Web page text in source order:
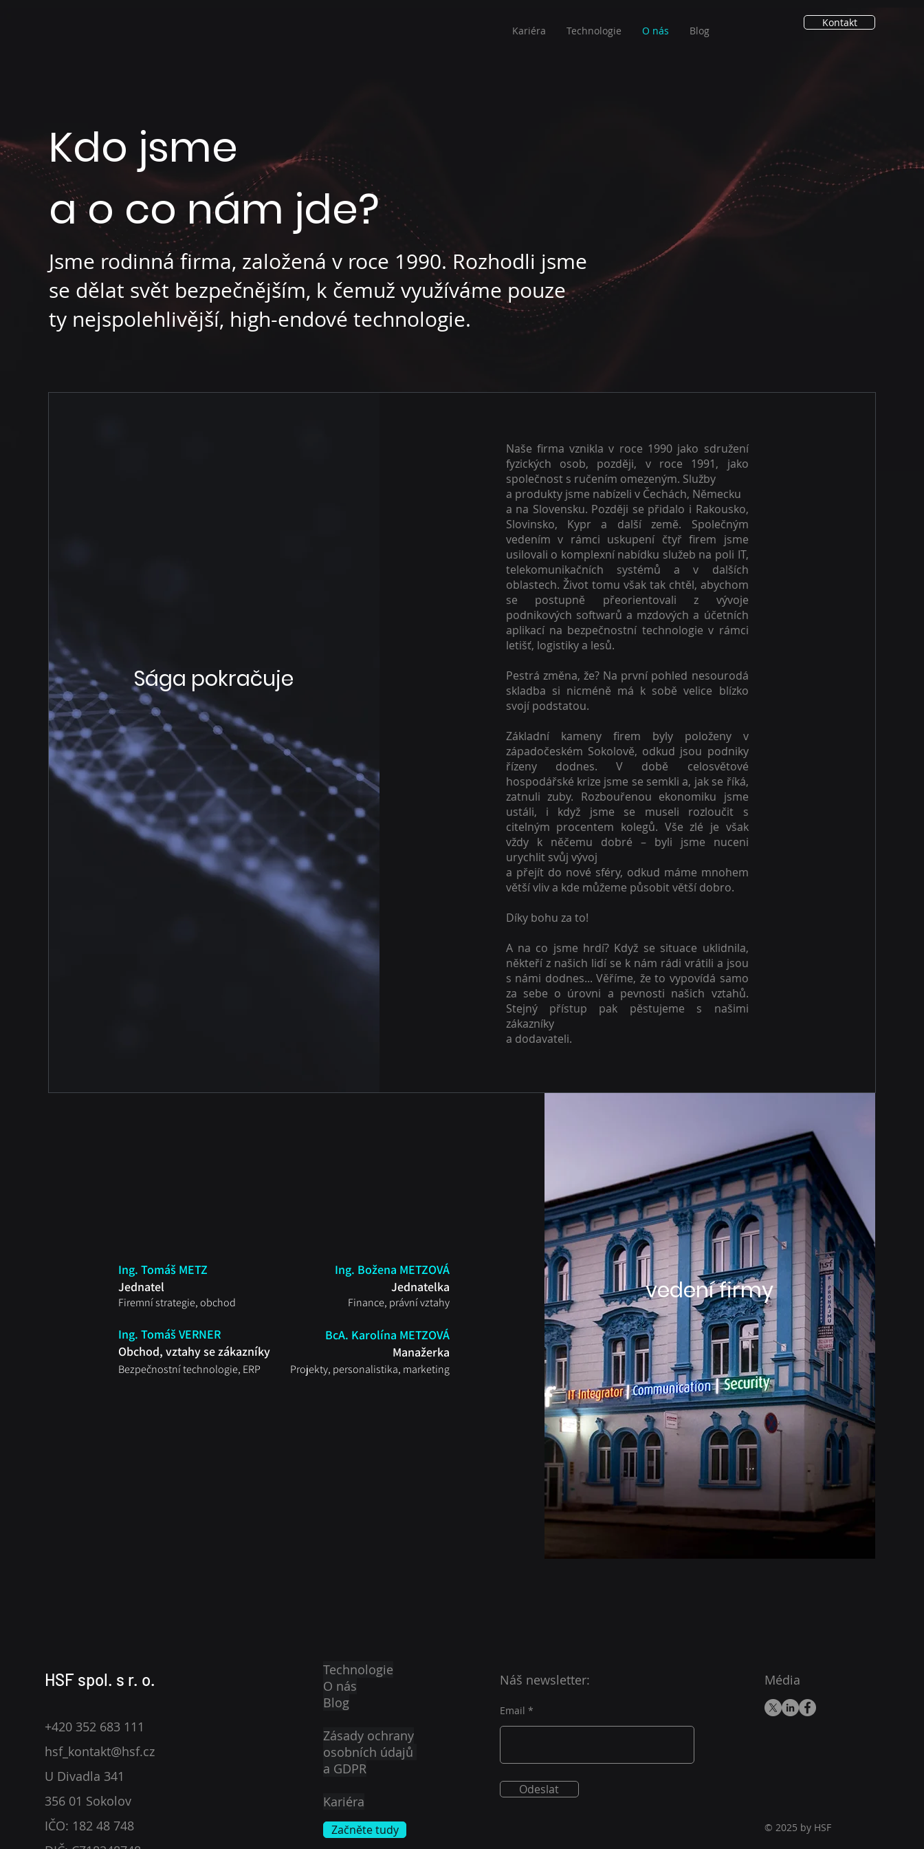
Kariéra Technologie O nás Blog
Kontakt
Kdo jsme
a o co nám jde?
Jsme rodinná firma, založená v roce 1990. Rozhodli jsme
se dělat svět bezpečnějším, k čemuž využíváme pouze
ty nejspolehlivější, high-endové technologie.
Sága pokračuje
Naše firma vznikla v roce 1990 jako sdružení
fyzických osob, později, v roce 1991, jako
společnost s ručením omezeným. Služby
a produkty jsme nabízeli v Čechách, Německu
a na Slovensku. Později se přidalo i Rakousko,
Slovinsko, Kypr a další země. Společným
vedením v rámci uskupení čtyř firem jsme
usilovali o komplexní nabídku služeb na poli IT,
telekomunikačních systémů a v dalších
oblastech. Život tomu však tak chtěl, abychom
se postupně přeorientovali z vývoje
podnikových softwarů a mzdových a účetních
aplikací na bezpečnostní technologie v rámci
letišť, logistiky a lesů.
Pestrá změna, že? Na první pohled nesourodá
skladba si nicméně má k sobě velice blízko
svojí podstatou.
Základní kameny firem byly položeny v
západočeském Sokolově, odkud jsou podniky
řízeny dodnes. V době celosvětové
hospodářské krize jsme se semkli a, jak se říká,
zatnuli zuby. Rozbouřenou ekonomiku jsme
ustáli, i když jsme se museli rozloučit s
citelným procentem kolegů. Vše zlé je však
vždy k něčemu dobré – byli jsme nuceni
urychlit svůj vývoj
a přejít do nové sféry, odkud máme mnohem
větší vliv a kde můžeme působit větší dobro.
Díky bohu za to!
A na co jsme hrdí? Když se situace uklidnila,
někteří z našich lidí se k nám rádi vrátili a jsou
s námi dodnes... Věříme, že to vypovídá samo
za sebe o úrovni a pevnosti našich vztahů.
Stejný přístup pak pěstujeme s našimi
zákazníky
a dodavateli.
Ing. Tomáš METZ
Jednatel
Firemní strategie, obchod
Ing. Božena METZOVÁ
Jednatelka
Finance, právní vztahy
Ing. Tomáš VERNER
Obchod, vztahy se zákazníky
Bezpečnostní technologie, ERP
BcA. Karolína METZOVÁ
Manažerka
Projekty, personalistika, marketing
vedení firmy
HSF spol. s r. o.
+420 352 683 111
hsf_kontakt@hsf.cz
U Divadla 341
356 01 Sokolov
IČO: 182 48 748
Technologie
O nás
Blog
Zásady ochrany
osobních údajů
a GDPR
Kariéra
Začněte tudy
Náš newsletter:
Email
Odeslat
Média
© 2025 by HSF